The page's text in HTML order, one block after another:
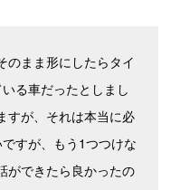
のまま形にしたらタイ
る車だったとしまし
すが、それは本当に必
すが、もう1つつけな
ができたら良かったの